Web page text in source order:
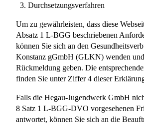
Durchsetzungsverfahren
Um zu gewährleisten, dass diese
Absatz 1 L-BGG beschriebenen
können Sie sich an den
Konstanz gGmbH (GLKN) wenden und
Rückmeldung geben. Die
finden Sie unter Ziffer 4 dieser
Falls die Hegau-Jugendwerk GmbH
8 Satz 1 L-BGG-DVO vorgesehenen
antwortet, können Sie sich an die